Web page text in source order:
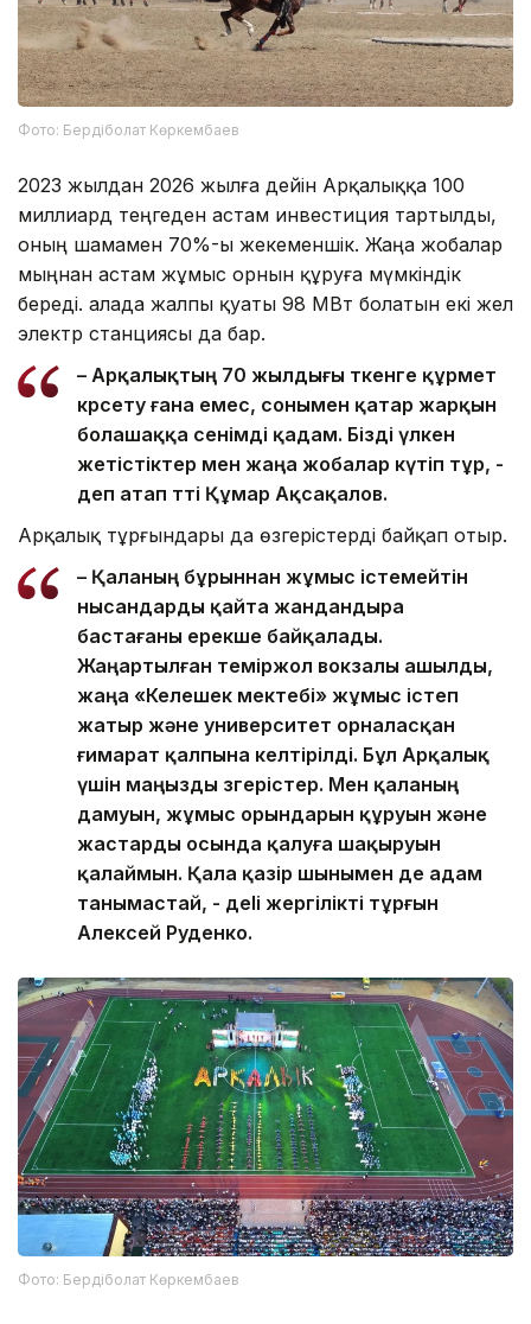
Фото: Бердіболат Көркембаев
2023 жылдан 2026 жылға дейін Арқалыққа 100
миллиард теңгеден астам инвестиция тартылды,
оның шамамен 70%-ы жекеменшік. Жаңа жобалар
мыңнан астам жұмыс орнын құруға мүмкіндік
береді. Қалада жалпы қуаты 98 МВт болатын екі жел
электр станциясы да бар.
– Арқалықтың 70 жылдығы өткенге құрмет
көрсету ғана емес, сонымен қатар жарқын
болашаққа сенімді қадам. Бізді үлкен
жетістіктер мен жаңа жобалар күтіп тұр, -
деп атап өтті Құмар Ақсақалов.
Арқалық тұрғындары да өзгерістерді байқап отыр.
– Қаланың бұрыннан жұмыс істемейтін
нысандарды қайта жандандыра
бастағаны ерекше байқалады.
Жаңартылған теміржол вокзалы ашылды,
жаңа «Келешек мектебі» жұмыс істеп
жатыр және университет орналасқан
ғимарат қалпына келтірілді. Бұл Арқалық
үшін маңызды өзгерістер. Мен қаланың
дамуын, жұмыс орындарын құруын және
жастарды осында қалуға шақыруын
қалаймын. Қала қазір шынымен де адам
танымастай, - деlі жергілікті тұрғын
Алексей Руденко.
Фото: Бердіболат Көркембаев